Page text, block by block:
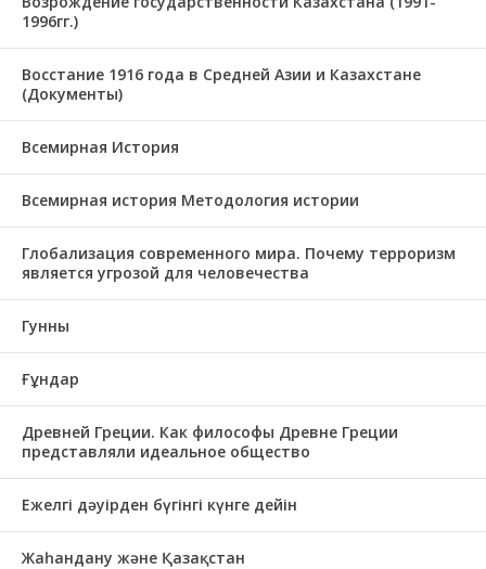
1996гг.)
Восстание 1916 года в Средней Азии и Казахстане
(Документы)
Всемирная История
Всемирная история Методология истории
Глобализация современного мира. Почему терроризм
является угрозой для человечества
Гунны
Ғұндар
Древней Греции. Как философы Древне Греции
представляли идеальное общество
Ежелгі дәуірден бүгінгі күнге дейін
Жаһандану және Қазақстан